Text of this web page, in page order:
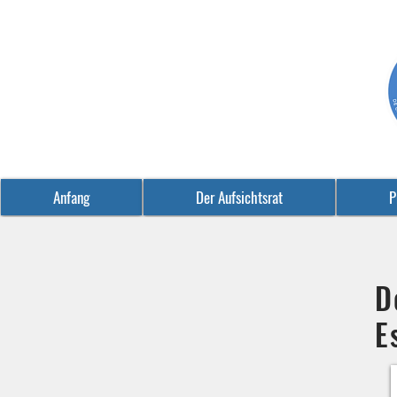
Anfang Der Aufsichtsrat